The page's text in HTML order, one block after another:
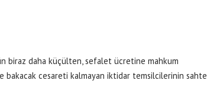
biraz daha küçülten, sefalet ücretine mahkum
cesareti kalmayan iktidar temsilcilerinin sahte